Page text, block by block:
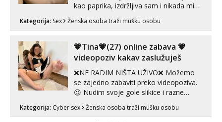
kao paprika, izdržljiva sam i nikada mi
puta dnevno bilo kad i bilo gdje zato se
link ispod i nadji me tamo, cekam te!
Kategorija: Sex Ženska osoba traži mušku osobu
💗Tina💗(27) online zabava 💗
videopoziv kakav zaslužuješ
❌NE RADIM NIŠTA UŽIVO❌ Možemo
se zajedno zabaviti preko videopoziva.
😉 Nudim svoje gole slikice i razne
videouradke. 🤩 Za online zabavu pošalji
poruku na Whatsapp, Telegram ili Viber.
Kategorija: Cyber sex Ženska osoba traži mušku osobu